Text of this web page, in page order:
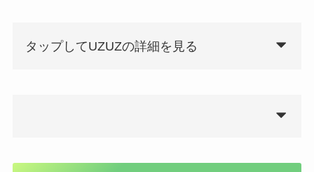
タップしてUZUZの詳細を見る